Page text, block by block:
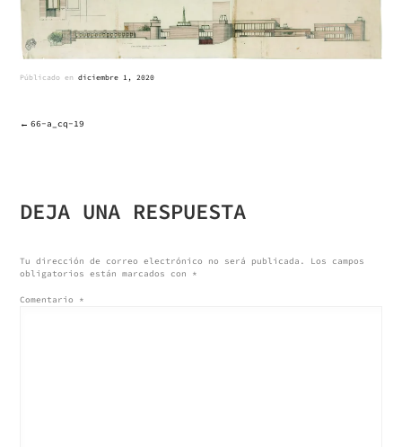
Públicado endiciembre 1, 2020
NAVEGACIÓN
ENTRADAS
66-a_cq-19
DEJA UNA RESPUESTA
Tu dirección de correo electrónico no será publicada.
Los campos
obligatorios están marcados con *
Comentario *